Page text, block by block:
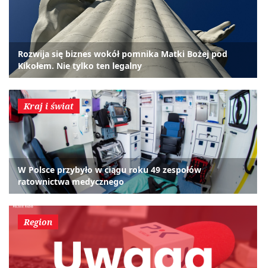
Rozwija się biznes wokół pomnika Matki Bożej pod
Kikołem. Nie tylko ten legalny
Kraj i świat
W Polsce przybyło w ciągu roku 49 zespołów
ratownictwa medycznego
Region